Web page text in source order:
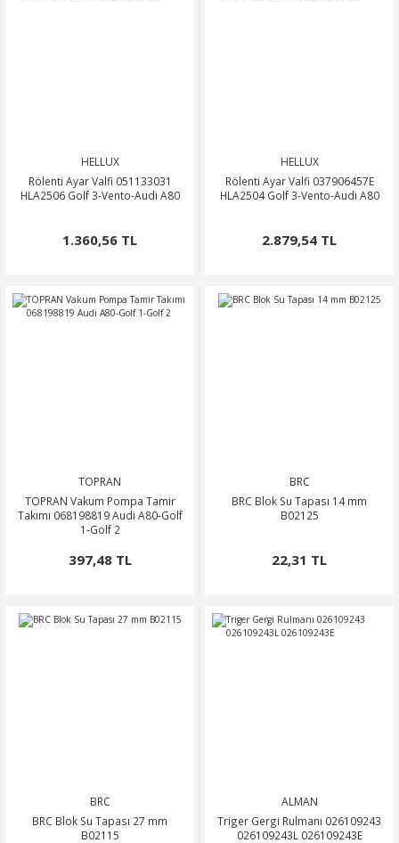
HELLUX
Rölenti Ayar Valfi 051133031
HLA2506 Golf 3-Vento-Audi A80
1.360,56 TL
HELLUX
Rölenti Ayar Valfi 037906457E
HLA2504 Golf 3-Vento-Audi A80
2.879,54 TL
TOPRAN
TOPRAN Vakum Pompa Tamir
Takımı 068198819 Audi A80-Golf
1-Golf 2
397,48 TL
BRC
BRC Blok Su Tapası 14 mm
B02125
22,31 TL
BRC
BRC Blok Su Tapası 27 mm
B02115
ALMAN
Triger Gergi Rulmanı 026109243
026109243L 026109243E